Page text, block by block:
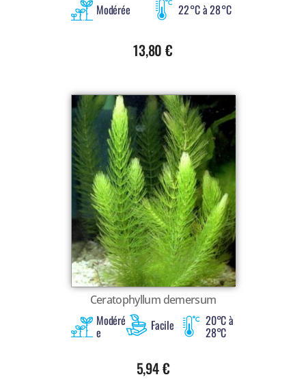
Modérée 22 °C à 28 °C
13,80 €
Ceratophyllum demersum
Modéré
e Facile 20°C à
28°C
5,94€